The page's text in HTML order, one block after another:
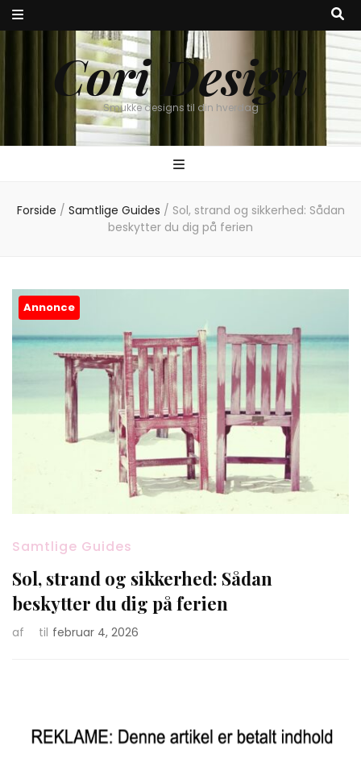
Cori Design
Smukke designs til din hverdag
Forside / Samtlige Guides / Sol, strand og sikkerhed: Sådan
beskytter du dig på ferien
Annonce
Samtlige Guides
Sol, strand og sikkerhed: Sådan
beskytter du dig på ferien
af til februar 4, 2026